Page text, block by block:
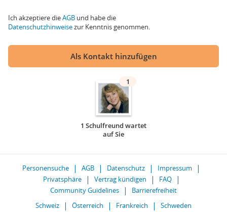
Ich akzeptiere dieAGB und habe die
Datenschutzhinweisezur Kenntnis genommen.
Als Kontakt hinzufügen
1
1 Schulfreund wartet
auf Sie
Personensuche AGB Datenschutz
Impressum
Privatsphäre
Vertrag kündigen
FAQ
Community Guidelines
Barrierefreiheit
Schweiz
Österreich Frankreich Schweden